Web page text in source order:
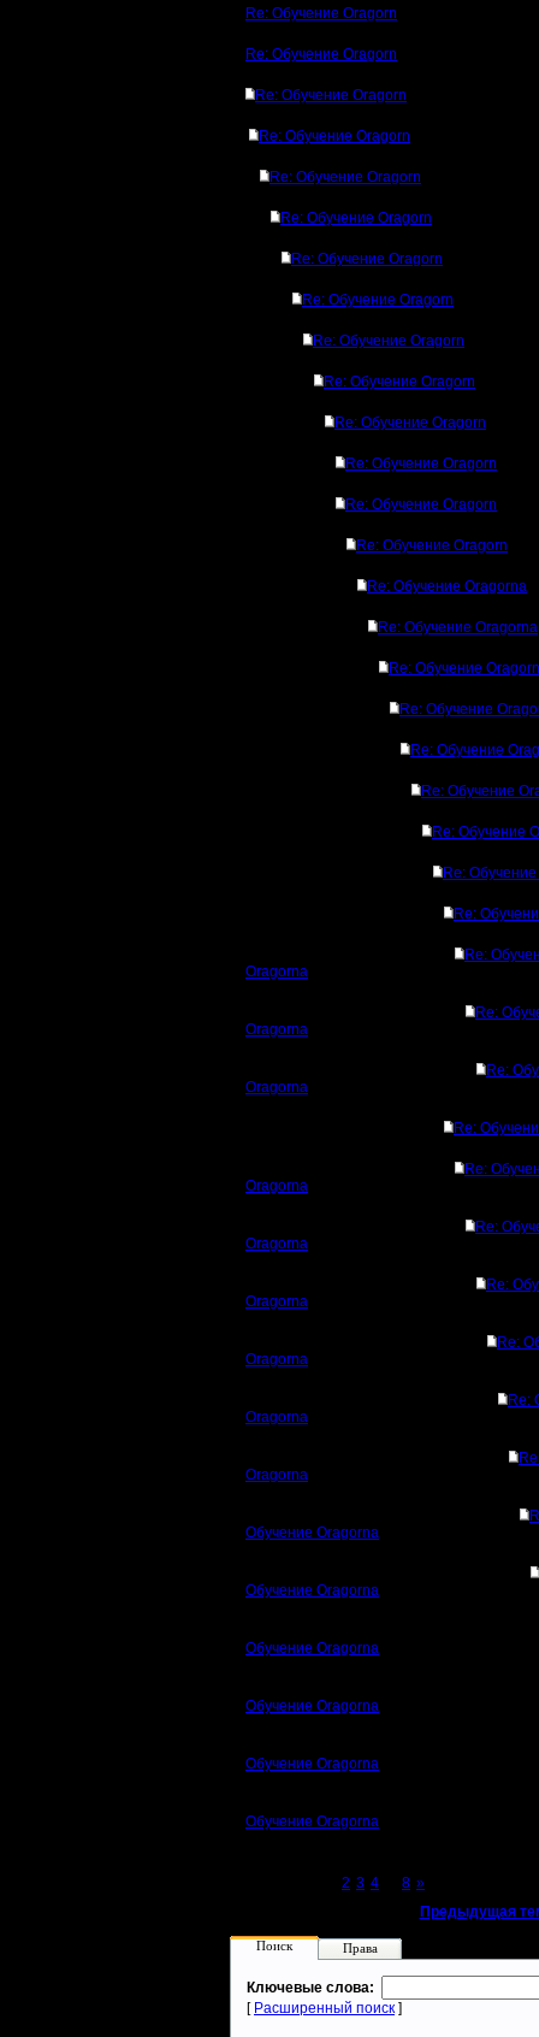
Re: Обучение Oragorn
Re: Обучение Oragorn
Re: Обучение Oragorn
Re: Обучение Oragorn
Re: Обучение Oragorn
Re: Обучение Oragorn
Re: Обучение Oragorn
Re: Обучение Oragorn
Re: Обучение Oragorn
Re: Обучение Oragorn
Re: Обучение Oragorn
Re: Обучение Oragorn
Re: Обучение Oragorn
Re: Обучение Oragorn
Re: Обучение Oragornа
Re: Обучение Oragornа
Re: Обучение
Re: Обучение
Re: Обучение
Re: Обучение
Re: Обучение
Re:
Re:
Re:
Oragornа
Re:
Oragornа
Re:
Oragornа
Re:
Re:
Oragornа
Re:
Oragornа
Re:
Oragornа
Re:
Oragornа
Re:
Oragornа
Oragornа
Обучение Oragornа
Обучение Oragornа
Обучение Oragornа
Обучение Oragornа
Обучение Oragornа
Обучение Oragornа
2 3 4 8 »
Предыдущая
Поиск Права
Ключевые слова:
[ Расширенный поиск ]